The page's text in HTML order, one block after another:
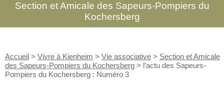
Section et Amicale des Sapeurs-Pompiers du
Kochersberg
Accueil > Vivre à Kienheim > Vie associative > Section et Amicale
des Sapeurs-Pompiers du Kochersberg > l’actu des Sapeurs-
Pompiers du Kochersberg : Numéro 3